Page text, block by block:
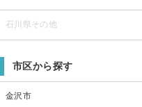
石川県その他
市区から探す
金沢市